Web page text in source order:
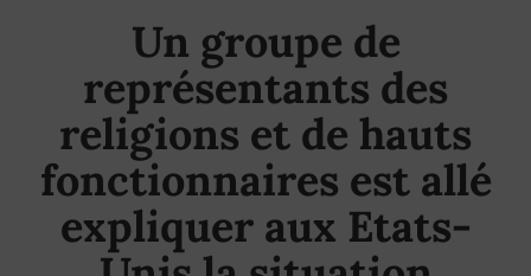
Un groupe de
représentants des
religions et de hauts
fonctionnaires est allé
expliquer aux Etats-